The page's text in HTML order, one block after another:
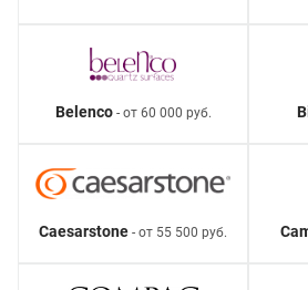
Belenco- от 60 000 руб.
Caesarstone - от 55 500 руб.